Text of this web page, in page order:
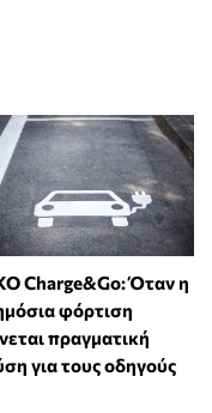
Charge&Go: Όταν η
φόρτιση
πραγματική
για τους οδηγούς